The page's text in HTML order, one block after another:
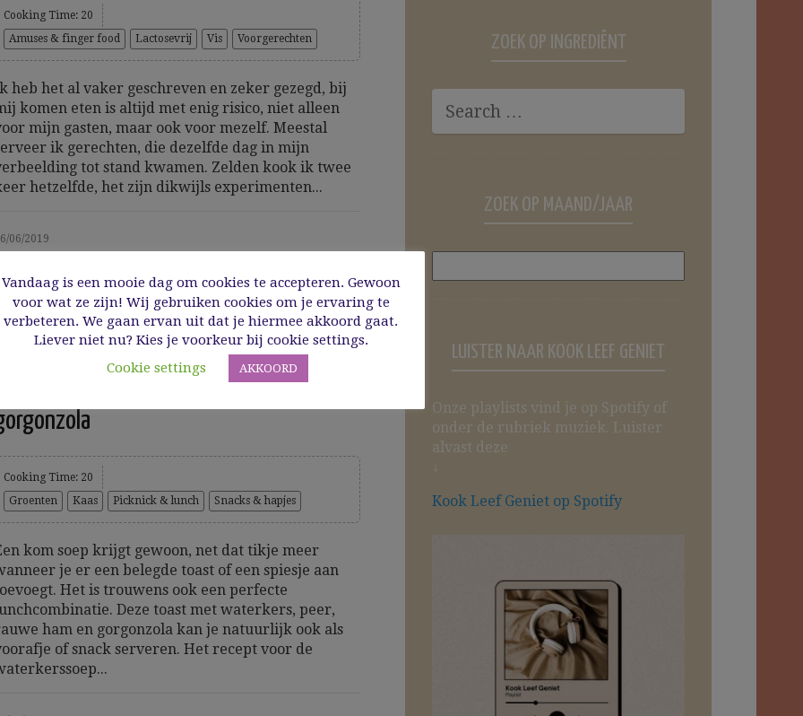
Cooking Time: 20
Amuses & finger food
Lactosevrij Vis Voorgerechten
heb het al vaker geschreven en zeker gezegd, bij
komen eten is altijd met enig risico, niet alleen
mijn gasten, maar ook voor mezelf. Meestal
ik gerechten, die dezelfde dag in mijn
tot stand kwamen. Zelden kook ik twee
hetzelfde, het zijn dikwijls experimenten...
06/2019
Read More
met waterkers, peer, rauwe ham en
Cooking Time: 20
Groenten
Kaas Picknick & lunch Snacks & hapjes
kom soep krijgt gewoon, net dat tikje meer
je er een belegde toast of een spiesje aan
Het is trouwens ook een perfecte
Deze toast met waterkers, peer,
ham en gorgonzola kan je natuurlijk ook als
of snack serveren. Het recept voor de
ZOEK OP INGREDIËNT
ZOEK OP MAAND/JAAR
LUISTER NAAR KOOK LEEF GENIET
Onze playlists vind je op Spotify of
onder de rubriek muziek. Luister
alvast deze
↓
Kook Leef Geniet op Spotify
Vandaag is een mooie dag om cookies te accepteren. Gewoon
voor wat ze zijn! Wij gebruiken cookies om je ervaring te
verbeteren. We gaan ervan uit dat je hiermee akkoord gaat.
Liever niet nu? Kies je voorkeur bij cookie settings.
Cookie settings
AKKOORD